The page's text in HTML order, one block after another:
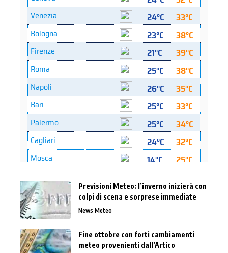
Previsioni Meteo: l’inverno inizierà con
colpi di scena e sorprese immediate
News Meteo
Fine ottobre con forti cambiamenti
meteo provenienti dall’Artico